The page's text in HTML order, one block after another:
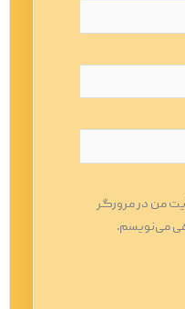
من در مرورگر
می‌نویسم.